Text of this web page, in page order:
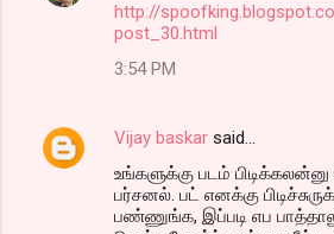
http://
post_30.html
3:54 PM
Vijay baskar said…
உங்களுக்கு படம் பிடிக்கலன்னு
பர்சனல். பட் எனக்கு
பண்ணுங்க, இப்படி எப